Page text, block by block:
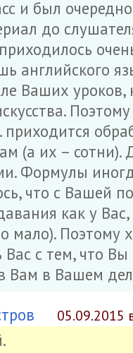
и был
до
английского
Ваших
приходится
(а их –
Формулы
что с Вашей
как у
мало). Поэтому
с тем, что
Вам в Вашем
05.09.2015